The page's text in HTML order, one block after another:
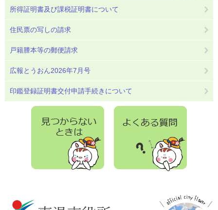
所得証明書及び課税証明書について
住民票の写しの請求
戸籍謄本等の郵便請求
広報とうおん2026年7月号
印鑑登録証明書交付申請手続きについて